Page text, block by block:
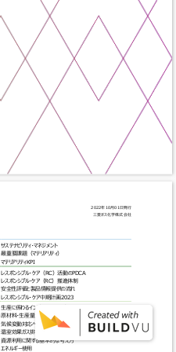
2022年10月01日発行
三菱ガス化学株式会社
サステナビリティ・マネジメント
最重要課題（マテリアリティ）
マテリアリティKPI
レスポンシブル・ケア（RC）活動のPDCA
レスポンシブル・ケア（RC）推進体制
安全性評価と製品情報提供の流れ
レスポンシブル・ケア中期計画2023
生産に係わるインプット・アウトプット
原材料・生産量
気候変動対応への基本的な考え方
温室効果ガス排出
資源利用に関する基本的な考え方
エネルギー使用